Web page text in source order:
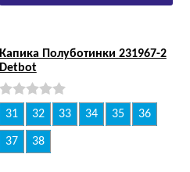
Капика Полуботинки 231967-2
Detbot
31 32 33 34 35 36
37 38